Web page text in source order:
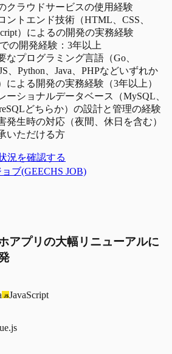
クラウドサービスの使用経験
ントエンド技術（HTML、CSS、
）によるの開発の実務経験
の開発経験：3年以上
なプログラミング言語（Go、
、Python、Java、PHPなどいずれか
による開発の実務経験（3年以上）
ーショナルデータベース（MySQL、
どちらか）の設計と管理の経験
発生時の対応（夜間、休日を含む）
いただける方
況を確認する
ブ(GEECHS JOB)
アプリの大幅リニューアルに
JavaScript